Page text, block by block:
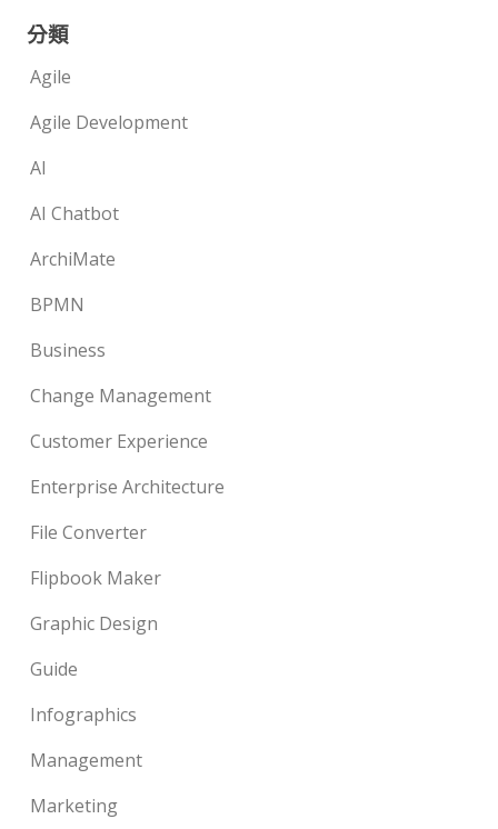
分類
Agile
Agile Development
AI
AI Chatbot
ArchiMate
BPMN
Business
Change Management
Customer Experience
Enterprise Architecture
File Converter
Flipbook Maker
Graphic Design
Guide
Infographics
Management
Marketing